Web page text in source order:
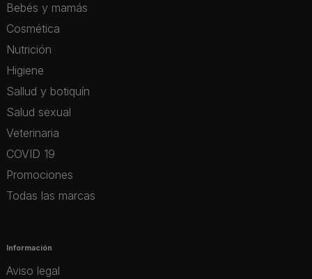
Bebés y mamás
Cosmética
Nutrición
Higiene
Sallud y botiquín
Salud sexual
Veterinaria
COVID 19
Promociones
Todas las marcas
Información
Aviso legal